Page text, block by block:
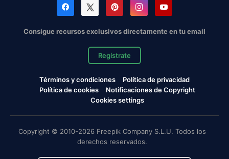
Consigue recursos exclusivos directamente en tu email
Regístrate
Términos y condiciones
Política de privacidad
Política de cookies
Notificaciones de Copyright
Cookies settings
Copyright © 2010-2026 Freepik Company S.L.U. Todos los
derechos reservados.